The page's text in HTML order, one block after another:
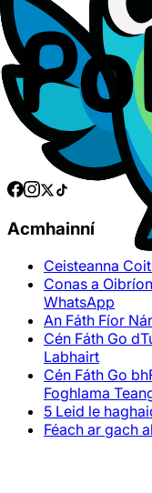
Acmhainní
Ceisteanna
Conas a
WhatsApp
An Fáth Fíor
Cén Fáth Go
Labhairt
Cén Fáth Go
Foghlama
5 Leid le
Féach ar gach